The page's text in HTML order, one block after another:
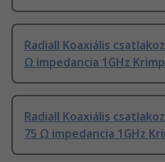
Radiall Koaxiális
Ω impedancia 1GHz
Radiall Koaxiális
75 Ω impedancia 1GHz